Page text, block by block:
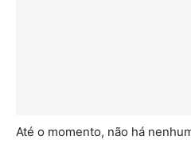
Até o momento, não há